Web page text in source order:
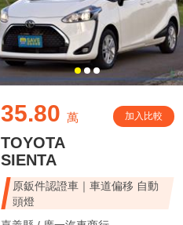
35.80 萬 加入比較
TOYOTA
SIENTA
原鈑件認證車｜車道偏移 自動
頭燈